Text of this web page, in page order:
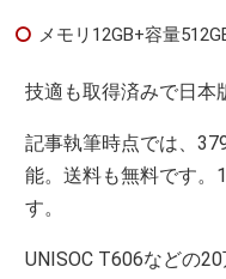
メモリ12GB+容量
技適も取得済みで日本
記事執筆時点では、
能。送料も無料です。
す。
UNISOC T606などの